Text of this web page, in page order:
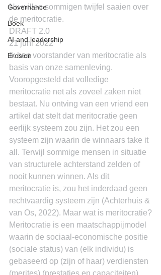
Governance
Boek
AI and leadership
Erosion
Nu willen sommigen twijfel saaien over
de meritocratie.
DRAFT 2.0
21 juni 2022
Ik ben voorstander van meritocratie als
basis van onze samenleving.
Vooropgesteld dat volledige
meritocratie net als zoveel zaken niet
bestaat. Nu ontving van een vriend een
artikel dat stelt dat meritocratie geen
eerlijk systeem zou zijn. Het zou een
systeem zijn waarin de winnaars take it
all. Terwijl sommige mensen in situatie
van structurele achterstand zelden of
nooit kunnen winnen. Als dit
meritocratie is, zou het inderdaad geen
rechtvaardig systeem zijn (Achterhuis &
van Os, 2022). Maar wat is meritocratie?
Meritocratie is een maatschappijmodel
waarin de sociaal-economische positie
(sociale status) van (elk individu) is
gebaseerd op (zijn of haar) verdiensten
(merites) (prestaties en capaciteiten).